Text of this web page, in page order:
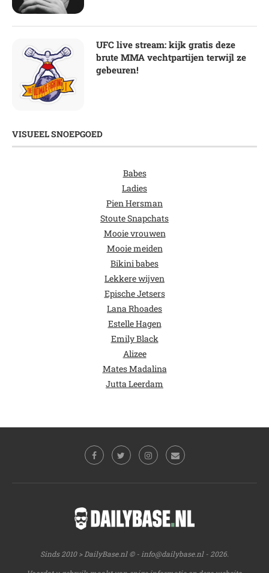
UFC live stream: kijk gratis deze
brute MMA vechtpartijen terwijl ze
gebeuren!
VISUEEL SNOEPGOED
Babes
Ladies
Pien Hersman
Stoute Snapchats
Mooie vrouwen
Mooie meiden
Bikini babes
Lekkere wijven
Epische Jetsers
Lana Rhoades
Estelle Hagen
Emily Black
Alizee
Mates Madalina
Jutta Leerdam
Sinds 2010 > DailyBase.nl © - info@dailybase.nl- 2026.